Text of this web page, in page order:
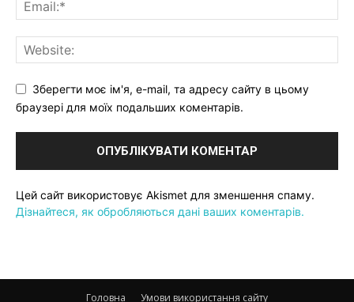
Зберегти моє ім'я, e-mail, та адресу сайту в цьому
браузері для моїх подальших коментарів.
Цей сайт використовує Akismet для зменшення спаму.
Дізнайтеся, як обробляються дані ваших коментарів.
Головна Умови використання сайту